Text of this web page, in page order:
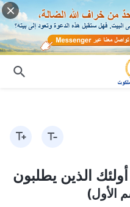
الذين يطلبون
الأول)